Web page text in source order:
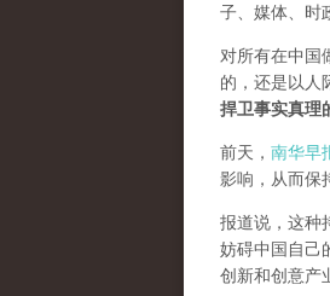
子、媒体、时
对所有在中国
的，还是以人
捍卫事实真理
前天， 南华早
影响，从而保
报道说，这种
妨碍中国自己
创新和创意产